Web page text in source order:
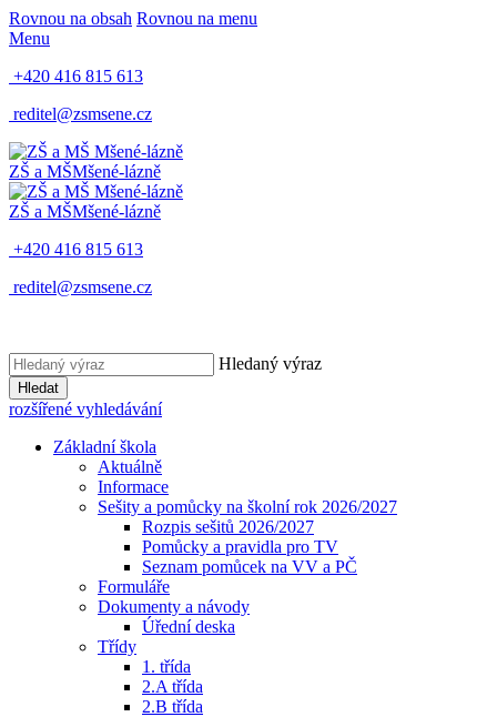
Rovnou na obsah Rovnou na menu
Menu
+420 416 815 613
reditel@zsmsene.cz
ZŠ a MŠMšené-lázně
ZŠ a MŠMšené-lázně
+420 416 815 613
reditel@zsmsene.cz
Hledaný výraz
Hledat
rozšířené vyhledávání
Základní škola
Aktuálně
Informace
Sešity a pomůcky na školní rok 2026/2027
Rozpis sešitů 2026/2027
Pomůcky a pravidla pro TV
Seznam pomůcek na VV a PČ
Formuláře
Dokumenty a návody
Úřední deska
Třídy
1. třída
2.A třída
2.B třída